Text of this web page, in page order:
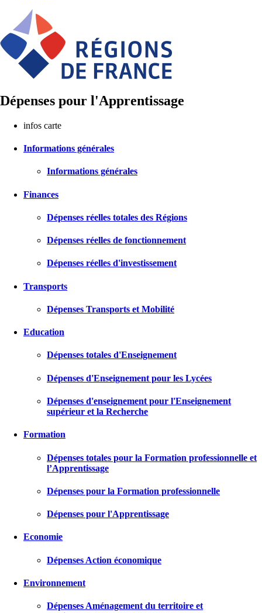
Dépenses pour l'Apprentissage
infos carte
Informations générales
Informations générales
Finances
Dépenses réelles totales des Régions
Dépenses réelles de fonctionnement
Dépenses réelles d'investissement
Transports
Dépenses Transports et Mobilité
Education
Dépenses totales d'Enseignement
Dépenses d'Enseignement pour les Lycées
Dépenses d'enseignement pour l'Enseignement
supérieur et la Recherche
Formation
Dépenses totales pour la Formation professionnelle et
l’Apprentissage
Dépenses pour la Formation professionnelle
Dépenses pour l'Apprentissage
Economie
Dépenses Action économique
Environnement
Dépenses Aménagement du territoire et